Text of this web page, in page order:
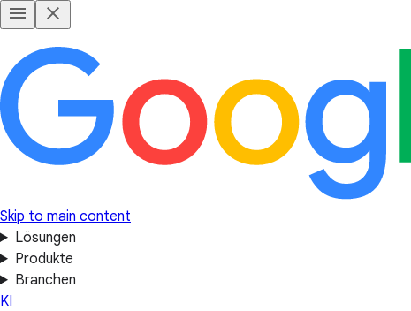
Skip to main content
Lösungen
Produkte
Branchen
KI